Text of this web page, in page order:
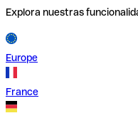
Explora nuestras
Europe
France